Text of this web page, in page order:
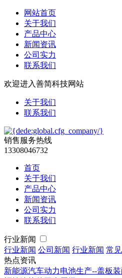
网站首页
关于我们
产品中心
新闻资讯
公司实力
联系我们
欢迎进入善简科技网站
关于我们
联系我们
销售服务热线
13308046732
首页
关于我们
产品中心
新闻资讯
公司实力
联系我们
行业新闻
行业新闻 公司新闻 行业新闻 常
热点资讯
新能源汽车动力电池生产--盖板